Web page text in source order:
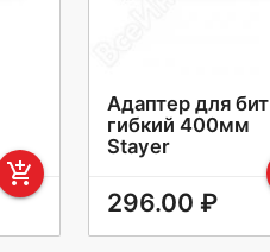
add_shopping_cart
Адаптер для бит
гибкий 400мм
Stayer
296.00 ₽